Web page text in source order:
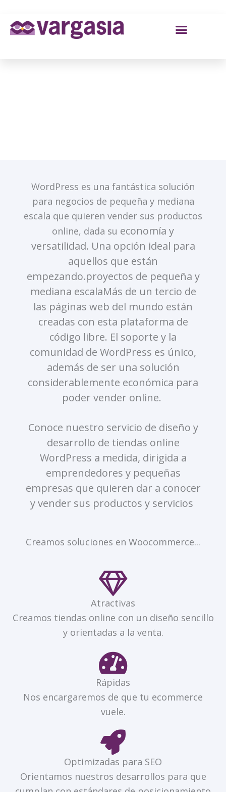
WordPress es una fantástica solución
para negocios de pequeña y mediana
escala que quieren vender sus productos
online, dada su economía y
versatilidad. Una opción ideal para
aquellos que están
empezando.proyectos de pequeña y
mediana escalaMás de un tercio de
las páginas web del mundo están
creadas con esta plataforma de
código libre. El soporte y la
comunidad de WordPress es único,
además de ser una solución
considerablemente económica para
poder vender online.
Conoce nuestro servicio de diseño y
desarrollo de tiendas online
WordPress a medida, dirigida a
emprendedores y pequeñas
empresas que quieren dar a conocer
y vender sus productos y servicios
Creamos soluciones en Woocommerce...
Atractivas
Creamos tiendas online con un diseño sencillo
y orientadas a la venta.
Rápidas
Nos encargaremos de que tu ecommerce
vuele.
Optimizadas para SEO
Orientamos nuestros desarrollos para que